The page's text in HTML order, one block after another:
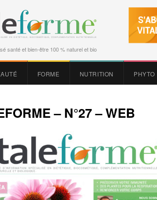
santé et bien-être 100 % naturel et bio
FORME NUTRITION PHYTO
– N°27 – WEB